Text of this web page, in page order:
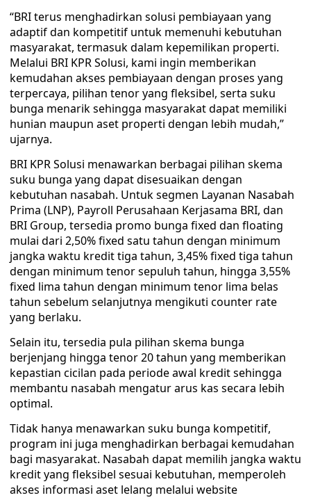
“BRI terus menghadirkan solusi pembiayaan yang
adaptif dan kompetitif untuk memenuhi kebutuhan
masyarakat, termasuk dalam kepemilikan properti.
Melalui BRI KPR Solusi, kami ingin memberikan
kemudahan akses pembiayaan dengan proses yang
terpercaya, pilihan tenor yang fleksibel, serta suku
bunga menarik sehingga masyarakat dapat memiliki
hunian maupun aset properti dengan lebih mudah,”
ujarnya.
BRI KPR Solusi menawarkan berbagai pilihan skema
suku bunga yang dapat disesuaikan dengan
kebutuhan nasabah. Untuk segmen Layanan Nasabah
Prima (LNP), Payroll Perusahaan Kerjasama BRI, dan
BRI Group, tersedia promo bunga fixed dan floating
mulai dari 2,50% fixed satu tahun dengan minimum
jangka waktu kredit tiga tahun, 3,45% fixed tiga tahun
dengan minimum tenor sepuluh tahun, hingga 3,55%
fixed lima tahun dengan minimum tenor lima belas
tahun sebelum selanjutnya mengikuti counter rate
yang berlaku.
Selain itu, tersedia pula pilihan skema bunga
berjenjang hingga tenor 20 tahun yang memberikan
kepastian cicilan pada periode awal kredit sehingga
membantu nasabah mengatur arus kas secara lebih
optimal.
Tidak hanya menawarkan suku bunga kompetitif,
program ini juga menghadirkan berbagai kemudahan
bagi masyarakat. Nasabah dapat memilih jangka waktu
kredit yang fleksibel sesuai kebutuhan, memperoleh
akses informasi aset lelang melalui website